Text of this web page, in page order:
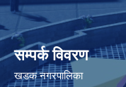
सम्पर्क विवरण
खडक नगरपालिका